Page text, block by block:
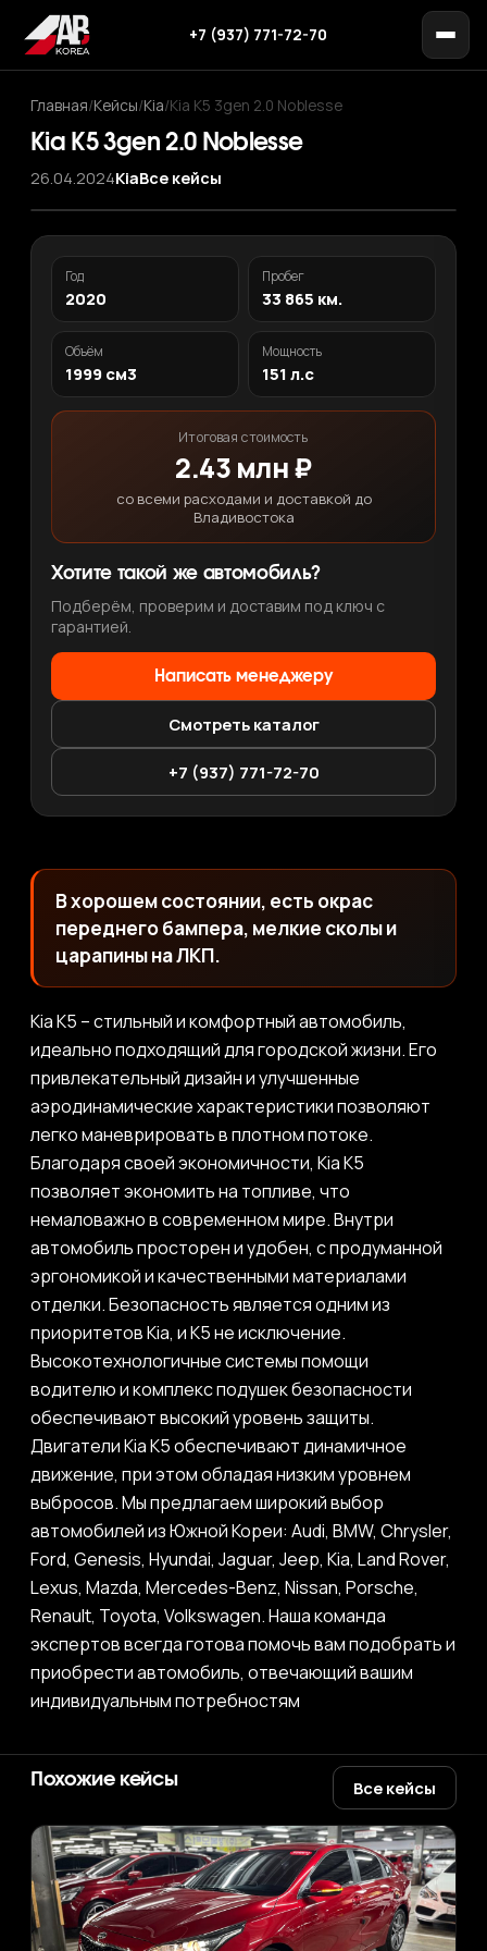
+7 (937) 771-72-70
Главная/Кейсы/Kia/Kia K5 3gen 2.0 Noblesse
Kia K5 3gen 2.0 Noblesse
26.04.2024KiaВсе кейсы
Год
2020
Пробег
33 865 км.
Объём
1999 см3
Мощность
151 л.с
Итоговая стоимость
2.43 млн ₽
со всеми расходами и доставкой до
Владивостока
Хотите такой же автомобиль?
Подберём, проверим и доставим под ключ с
гарантией.
Написать менеджеру
Смотреть каталог
+7 (937) 771-72-70
В хорошем состоянии, есть окрас
переднего бампера, мелкие сколы и
царапины на ЛКП.
Kia K5 – стильный и комфортный автомобиль,
идеально подходящий для городской жизни. Его
привлекательный дизайн и улучшенные
аэродинамические характеристики позволяют
легко маневрировать в плотном потоке.
Благодаря своей экономичности, Kia K5
позволяет экономить на топливе, что
немаловажно в современном мире. Внутри
автомобиль просторен и удобен, с продуманной
эргономикой и качественными материалами
отделки. Безопасность является одним из
приоритетов Kia, и K5 не исключение.
Высокотехнологичные системы помощи
водителю и комплекс подушек безопасности
обеспечивают высокий уровень защиты.
Двигатели Kia K5 обеспечивают динамичное
движение, при этом обладая низким уровнем
выбросов. Мы предлагаем широкий выбор
автомобилей из Южной Кореи: Audi, BMW, Chrysler,
Ford, Genesis, Hyundai, Jaguar, Jeep, Kia, Land Rover,
Lexus, Mazda, Mercedes-Benz, Nissan, Porsche,
Renault, Toyota, Volkswagen. Наша команда
экспертов всегда готова помочь вам подобрать и
приобрести автомобиль, отвечающий вашим
индивидуальным потребностям
Похожие кейсы Все кейсы